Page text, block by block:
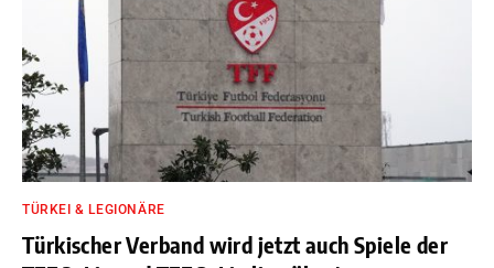
TÜRKEI & LEGIONÄRE
Türkischer Verband wird jetzt auch Spiele der